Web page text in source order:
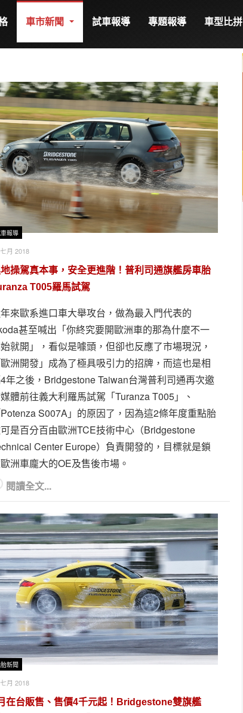
車市新聞 試車報導 專題報導 車型比拼
報導
月 2018
操駕真本事，安全更進階！普利司通旗艦房車胎
T005羅馬試駕
來歐系進口車大舉攻台，做為最入門代表的
甚至喊出「你終究要開歐洲車的那為什麼不一
就開」，看似是噱頭，但卻也反應了市場現況，
歐洲開發」成為了極具吸引力的招牌，而這也是相
年之後，Bridgestone Taiwan台灣普利司通再次邀
體前往義大利羅馬試駕「Turanza T005」、
Potenza S007A」的原因了，因為這2條年度重點胎
是百分百由歐洲TCE技術中心（Bridgestone
Center Europe）負責開發的，目標就是鎖
洲車龐大的OE及售後市場。
閱讀全文...
新聞
月 2018
在台販售、售價4千元起！Bridgestone雙旗艦